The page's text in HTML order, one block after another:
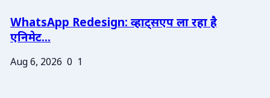
WhatsApp Redesign: व्हाट्सएप ला रहा है
एनिमेट...
Aug 6, 2026 0 1